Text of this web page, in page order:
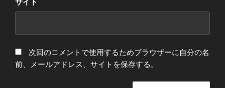
サイト
次回のコメントで使用するためブラウザーに自分の名
前、メールアドレス、サイトを保存する。